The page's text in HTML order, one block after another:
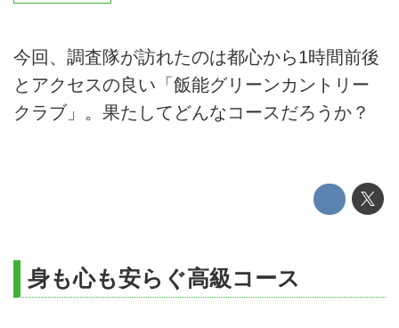
今回、調査隊が訪れたのは都心から1時間前後
とアクセスの良い「飯能グリーンカントリー
クラブ」。果たしてどんなコースだろうか？
身も心も安らぐ高級コース